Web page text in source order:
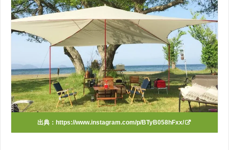
出典： https://www.instagram.com/p/BTyB058hFxx/